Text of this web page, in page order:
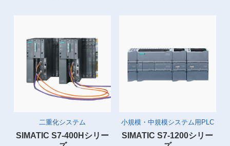
二重化システム
SIMATIC S7-400Hシリー
小規模・中規模システム用PLC
SIMATIC S7-1200シリー